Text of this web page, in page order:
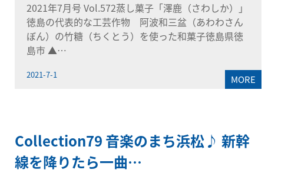
2021年7月号 Vol.572蒸し菓子「澤鹿（さわしか）」
徳島の代表的な工芸作物 阿波和三盆（あわわさん
ぼん）の竹糖（ちくとう）を使った和菓子徳島県徳
島市 ▲…
2021-7-1 MORE
Collection79 音楽のまち浜松♪ 新幹
線を降りたら一曲…